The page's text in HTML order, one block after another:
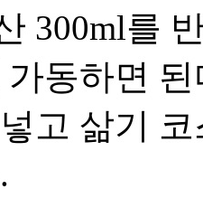
300ml를
가동하면
고 삶기